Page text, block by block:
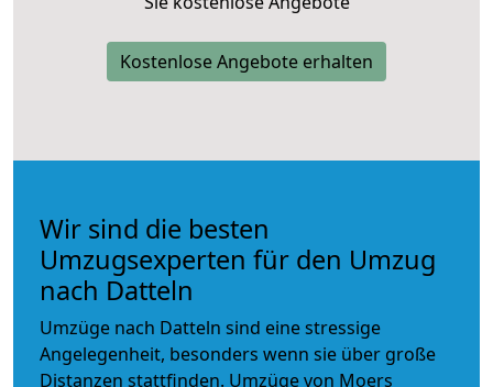
Kostenlose Angebote erhalten
Wir sind die besten
Umzugsexperten für den Umzug
nach Datteln
Umzüge nach Datteln sind eine stressige
Angelegenheit, besonders wenn sie über große
Distanzen stattfinden. Umzüge von Moers